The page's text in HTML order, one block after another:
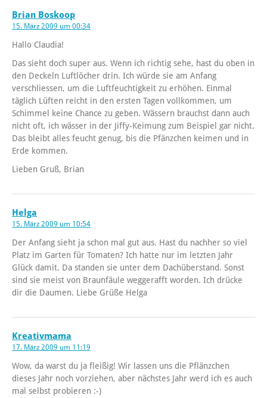
Brian Boskoop
15. März 2009 um 00:34
Hallo Claudia!
Das sieht doch super aus. Wenn ich richtig sehe, hast du oben in
den Deckeln Luftlöcher drin. Ich würde sie am Anfang
verschliessen, um die Luftfeuchtigkeit zu erhöhen. Einmal
täglich Lüften reicht in den ersten Tagen vollkommen, um
Schimmel keine Chance zu geben. Wässern brauchst dann auch
nicht oft, ich wässer in der Jiffy-Keimung zum Beispiel gar nicht.
Das bleibt alles feucht genug, bis die Pfänzchen keimen und in
Erde kommen.
Lieben Gruß, Brian
Helga
15. März 2009 um 10:54
Der Anfang sieht ja schon mal gut aus. Hast du nachher so viel
Platz im Garten für Tomaten? Ich hatte nur im letzten Jahr
Glück damit. Da standen sie unter dem Dachüberstand. Sonst
sind sie meist von Braunfäule weggerafft worden. Ich drücke
dir die Daumen. Liebe Grüße Helga
Kreativmama
17. März 2009 um 11:19
Wow, da warst du ja fleißig! Wir lassen uns die Pflänzchen
dieses Jahr noch vorziehen, aber nächstes Jahr werd ich es auch
mal selbst probieren :-)